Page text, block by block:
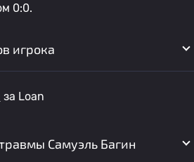
0:0.
игрока
за Loan
Самуэль Багин